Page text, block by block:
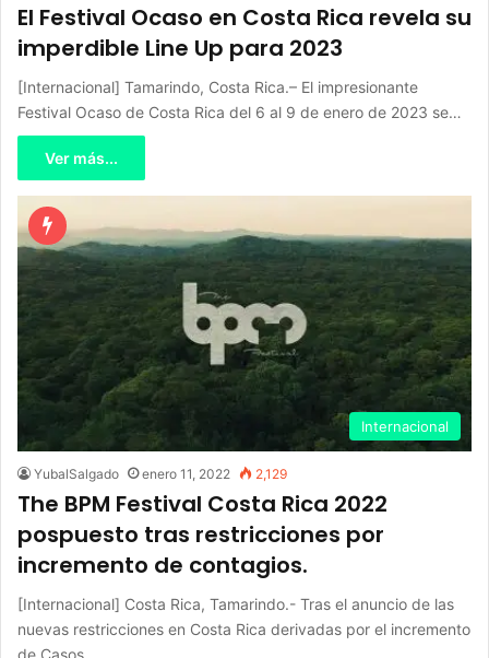
El Festival Ocaso en Costa Rica revela su
imperdible Line Up para 2023
[Internacional] Tamarindo, Costa Rica.– El impresionante
Festival Ocaso de Costa Rica del 6 al 9 de enero de 2023 se…
Ver más...
Internacional
YubalSalgado enero 11, 2022 2,129
The BPM Festival Costa Rica 2022
pospuesto tras restricciones por
incremento de contagios.
[Internacional] Costa Rica, Tamarindo.- Tras el anuncio de las
nuevas restricciones en Costa Rica derivadas por el incremento